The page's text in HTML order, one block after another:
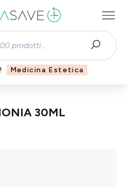
Medicina Estetica
30ML